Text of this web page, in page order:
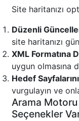
Site haritanızı
Düzenli
site haritanızı
XML Formatına
uygun olmasına
Hedef
vurgulayın ve
Arama Motoru
Seçenekler